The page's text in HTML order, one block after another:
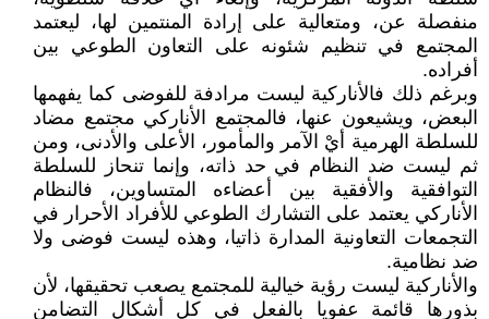
منفصلة عن، ومتعالية على إرادة المنتمين لها، ليعتمد
المجتمع في تنظيم شئونه على التعاون الطوعي بين
أفراده.
وبرغم ذلك فالأناركية ليست مرادفة للفوضى كما يفهمها
البعض، ويشيعون عنها، فالمجتمع الأناركي مجتمع مضاد
للسلطة الهرمية أيْ الآمر والمأمور، الأعلى والأدنى، ومن
ثم ليست ضد النظام في حد ذاته، وإنما تنحاز للسلطة
التوافقية والأفقية بين أعضاءه المتساوين، فالنظام
الأناركي يعتمد على التشارك الطوعي للأفراد الأحرار في
التجمعات التعاونية المدارة ذاتيا، وهذه ليست فوضى ولا
ضد نظامية.
والأناركية ليست رؤية خيالية للمجتمع يصعب تحقيقها، لأن
بذورها قائمة عفويا بالفعل في كل أشكال التضامن